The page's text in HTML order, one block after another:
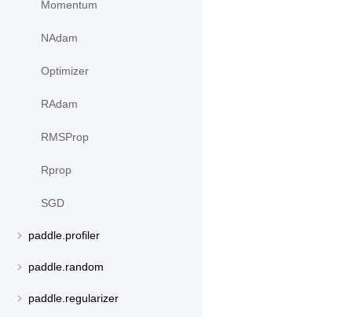
Momentum
NAdam
Optimizer
RAdam
RMSProp
Rprop
SGD
paddle.profiler
paddle.random
paddle.regularizer